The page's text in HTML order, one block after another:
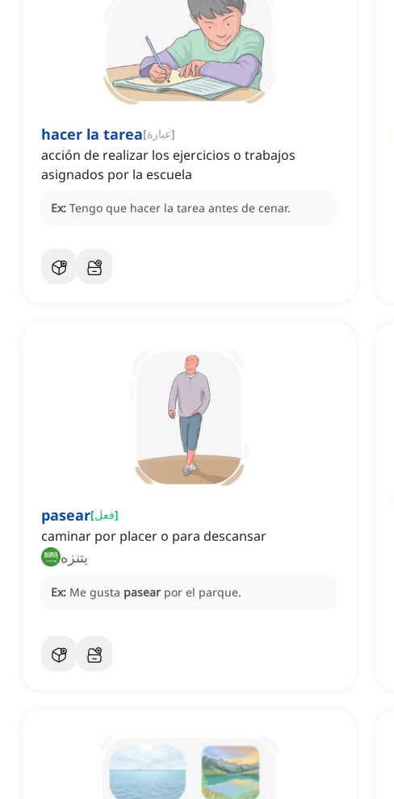
hacer la tarea[عبارة]
acción de realizar los ejercicios o trabajos
asignados por la escuela
Ex: Tengo que hacer la tarea antes de cenar.
pasear[فعل]
caminar por placer o para descansar
يتنزه
Ex: Me gusta pasear por el parque.